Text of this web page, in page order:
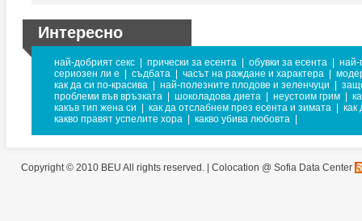
Интересно
най-добрият секс прически за есента обувки за есента
най-
сериозен ли е
съдбата часът на раждане и характера
как да си по-красива
най-полезните плодове и зеленчуци
проблеми във връзката
шоколадова диета неустоим грим
какъв тип жена си
как да отслабнем през есента и зимата
как
какво правят успелите хора
какво убива любовта
Copyright © 2010 BEU All rights reserved. | Colocation @ Sofia Data Center